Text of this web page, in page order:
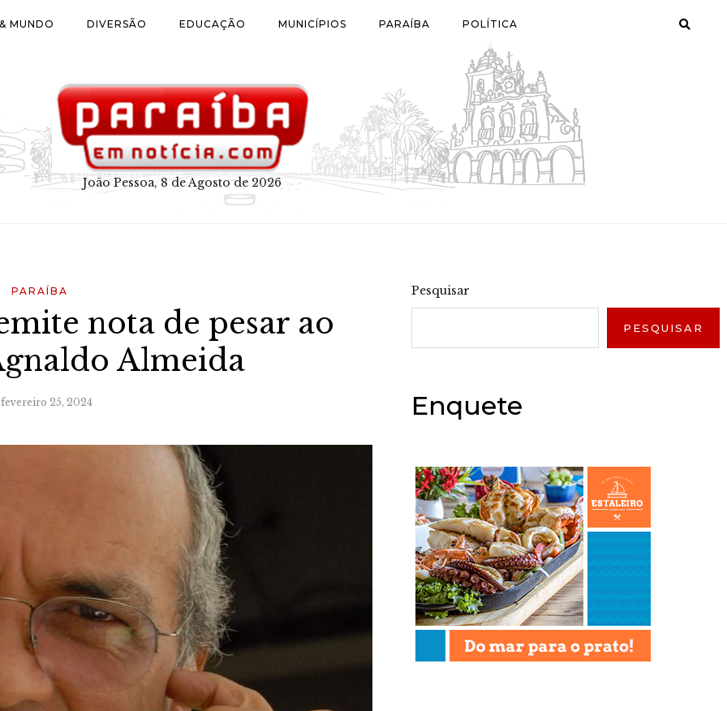
MUNDO DIVERSÃO EDUCAÇÃO MUNICÍPIOS PARAÍBA POLÍTICA
João Pessoa, 8 de Agosto de 2026
PARAÍBA
nota de pesar ao
Almeida
fevereiro 25, 2024
Pesquisar
PESQUISAR
Enquete